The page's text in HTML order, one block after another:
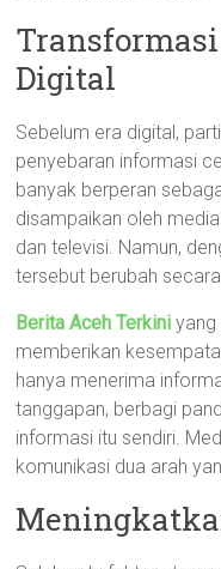
Digital
Sebelum era digital,
penyebaran informasi
banyak berperan
disampaikan oleh
dan televisi. Namun,
tersebut berubah
Berita Aceh Terkini yang
memberikan
hanya menerima
tanggapan, berbagi
informasi itu sendiri.
komunikasi dua arah